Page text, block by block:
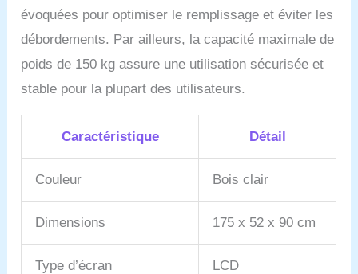
évoquées pour optimiser le remplissage et éviter les
débordements. Par ailleurs, la capacité maximale de
poids de 150 kg assure une utilisation sécurisée et
stable pour la plupart des utilisateurs.
Caractéristique Détail
Couleur Bois clair
Dimensions 175 x 52 x 90 cm
Type d’écran LCD